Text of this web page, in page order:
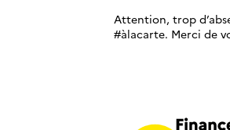
Attention, trop
#àlacarte. Merci de